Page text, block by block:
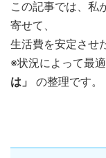
この記事では、私
寄せて、
生活費を安定させ
※状況によって最
は」
の整理です。